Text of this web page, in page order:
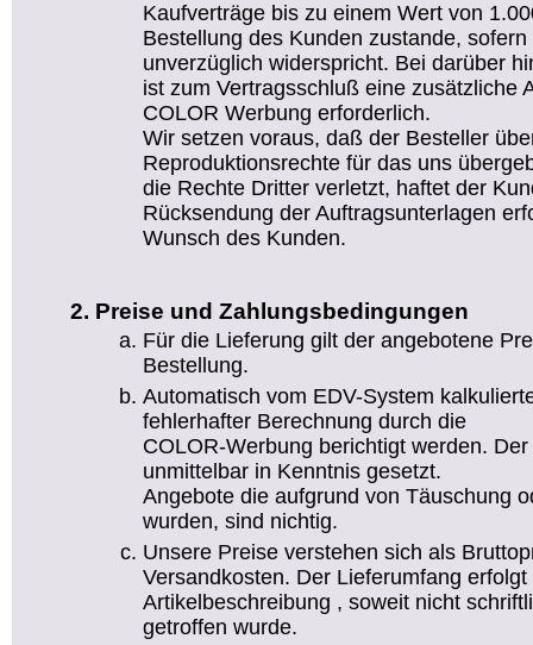
Kaufverträge bis zu einem Wert von
Bestellung des Kunden zustande,
unverzüglich widerspricht. Bei darüber
ist zum Vertragsschluß eine zusätzliche
COLOR Werbung erforderlich.
Wir setzen voraus, daß der Besteller
Reproduktionsrechte für das uns
die Rechte Dritter verletzt, haftet der
Rücksendung der Auftragsunterlagen
Wunsch des Kunden.
Preise und Zahlungsbedingungen
Für die Lieferung gilt der angebotene
Bestellung.
Automatisch vom EDV-System
fehlerhafter Berechnung durch die
COLOR-Werbung berichtigt werden.
unmittelbar in Kenntnis gesetzt.
Angebote die aufgrund von Täuschung
wurden, sind nichtig.
Unsere Preise verstehen sich als
Versandkosten. Der Lieferumfang
Artikelbeschreibung , soweit nicht
getroffen wurde.